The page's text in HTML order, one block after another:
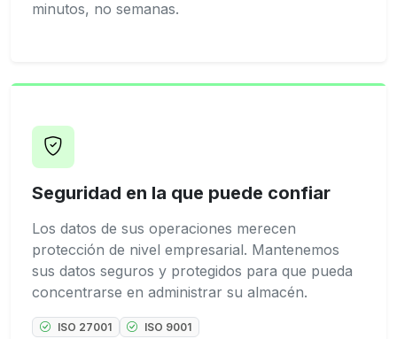
minutos, no semanas.
Seguridad en la que puede confiar
Los datos de sus operaciones merecen
protección de nivel empresarial. Mantenemos
sus datos seguros y protegidos para que pueda
concentrarse en administrar su almacén.
ISO 27001 ISO 9001